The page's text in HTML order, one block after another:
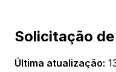
Solicitação
Última atualização: